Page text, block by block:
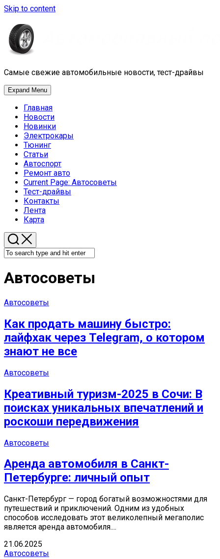
Skip to content
Самые свежие автомобильные новости, тест-драйвы
Expand Menu
Главная
Новости
Новинки
Электрокары
Тюнинг
Статьи
Автоспорт
Ремонт авто
Current Page: Автосоветы
Тест-драйвы
Контакты
Лента
Карта
Автосоветы
Автосоветы
Как продать машину быстро:
лайфхак через Telegram, о котором
знают не все
Автосоветы
Креативный туризм-2025 в Сочи: В
поисках уникальных впечатлений и
роскоши передвижения
Автосоветы
Аренда автомобиля в Санкт-
Петербурге: личный опыт
Санкт-Петербург — город богатый возможностями для
путешествий и приключений. Одним из удобных
способов исследовать этот великолепный мегаполис
является аренда автомобиля....
21.06.2025
Автосоветы